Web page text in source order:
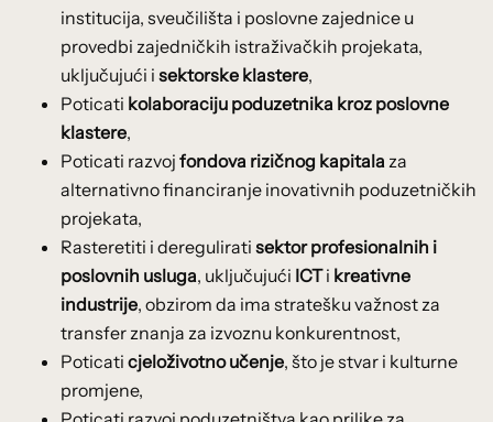
institucija, sveučilišta i poslovne zajednice u
provedbi zajedničkih istraživačkih projekata,
uključujući i sektorske klastere,
Poticati kolaboraciju poduzetnika kroz poslovne
klastere,
Poticati razvoj fondova rizičnog kapitala za
alternativno financiranje inovativnih poduzetničkih
projekata,
Rasteretiti i deregulirati sektor profesionalnih i
poslovnih usluga, uključujući ICTi kreativne
industrije, obzirom da ima stratešku važnost za
transfer znanja za izvoznu konkurentnost,
Poticati cjeloživotno učenje, što je stvar i kulturne
promjene,